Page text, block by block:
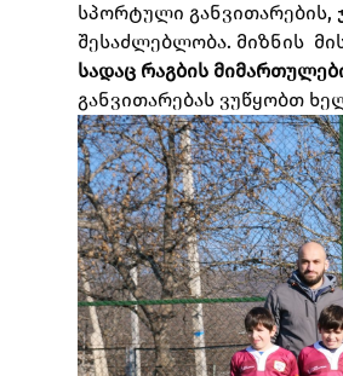
სპორტული განვითარების,
შესაძლებლობა. მიზნის
სადაც რაგბის
განვითარებას ვუწყობთ